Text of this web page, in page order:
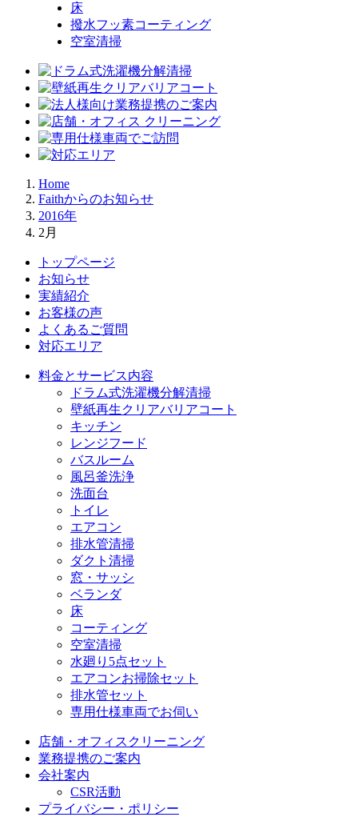
床
撥水フッ素コーティング
空室清掃
Home
Faithからのお知らせ
2016年
2月
トップページ
お知らせ
実績紹介
お客様の声
よくあるご質問
対応エリア
料金とサービス内容
ドラム式洗濯機分解清掃
壁紙再生クリアバリアコート
キッチン
レンジフード
バスルーム
風呂釜洗浄
洗面台
トイレ
エアコン
排水管清掃
ダクト清掃
窓・サッシ
ベランダ
床
コーティング
空室清掃
水廻り5点セット
エアコンお掃除セット
排水管セット
専用仕様車両でお伺い
店舗・オフィスクリーニング
業務提携のご案内
会社案内
CSR活動
プライバシー・ポリシー